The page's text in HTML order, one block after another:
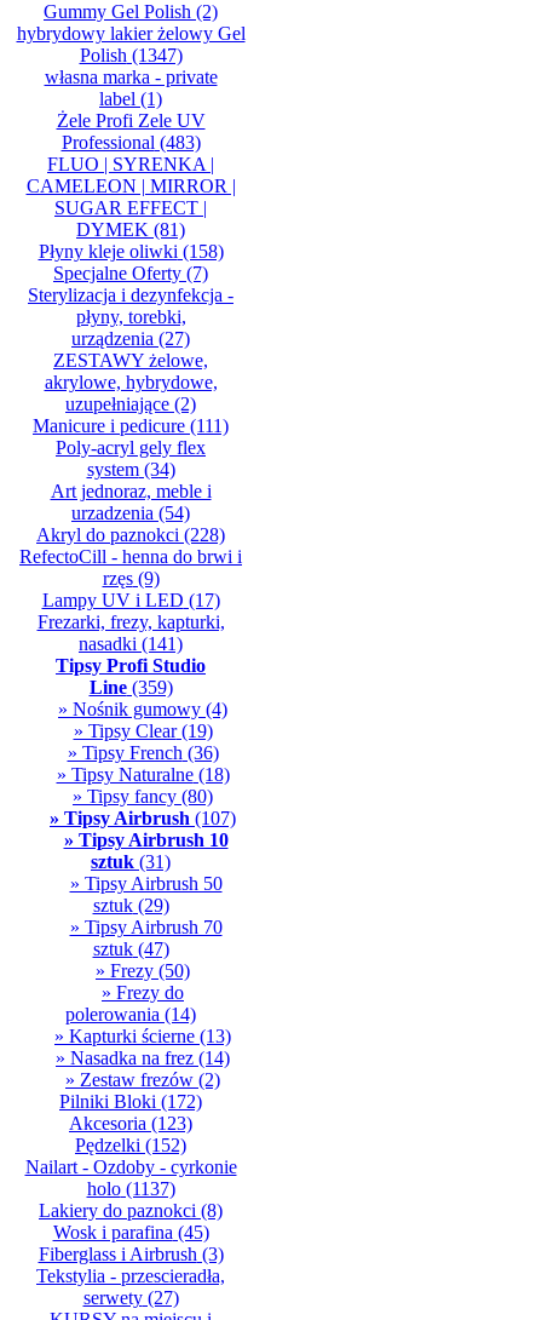
Gummy Gel Polish (2)
hybrydowy lakier żelowy Gel
Polish (1347)
własna marka - private
label (1)
Żele Profi Zele UV
Professional (483)
FLUO | SYRENKA |
CAMELEON | MIRROR |
SUGAR EFFECT |
DYMEK (81)
Płyny kleje oliwki (158)
Specjalne Oferty (7)
Sterylizacja i dezynfekcja -
płyny, torebki,
urządzenia (27)
ZESTAWY żelowe,
akrylowe, hybrydowe,
uzupełniające (2)
Manicure i pedicure (111)
Poly-acryl gely flex
system(34)
Art jednoraz, meble i
urzadzenia (54)
Akryl do paznokci (228)
RefectoCill - henna do brwi i
rzęs(9)
Lampy UV i LED (17)
Frezarki, frezy, kapturki,
nasadki (141)
Tipsy Profi Studio
Line(359)
» Nośnik gumowy (4)
» Tipsy Clear(19)
» Tipsy French (36)
» Tipsy Naturalne(18)
» Tipsy fancy (80)
» Tipsy Airbrush (107)
» Tipsy Airbrush 10
sztuk (31)
» Tipsy Airbrush 50
sztuk(29)
» Tipsy Airbrush 70
sztuk(47)
» Frezy (50)
» Frezy do
polerowania (14)
» Kapturki ścierne (13)
» Nasadka na frez (14)
» Zestaw frezów (2)
Pilniki Bloki (172)
Akcesoria (123)
Pędzelki (152)
Nailart - Ozdoby - cyrkonie
holo(1137)
Lakiery do paznokci (8)
Wosk i parafina (45)
Fiberglass i Airbrush (3)
Tekstylia - przescieradła,
serwety(27)